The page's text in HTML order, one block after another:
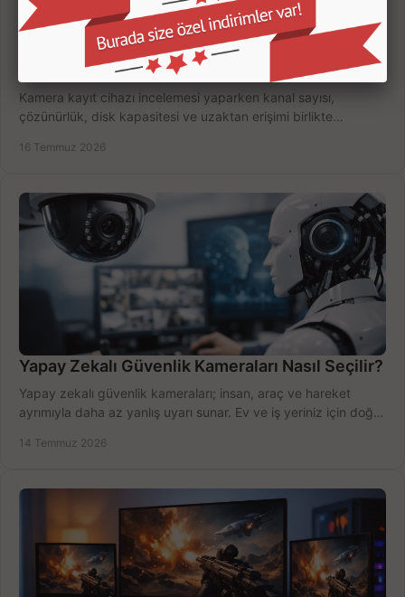
Kamera Kayıt Cihazı İncelemesi Nasıl Yapılır?
Kamera kayıt cihazı incelemesi yaparken kanal sayısı,
çözünürlük, disk kapasitesi ve uzaktan erişimi birlikte
16 Temmuz 2026
Yapay Zekalı Güvenlik Kameraları Nasıl Seçilir?
Yapay zekalı güvenlik kameraları; insan, araç ve hareket
ayrımıyla daha az yanlış uyarı sunar. Ev ve iş yeriniz için doğru
14 Temmuz 2026